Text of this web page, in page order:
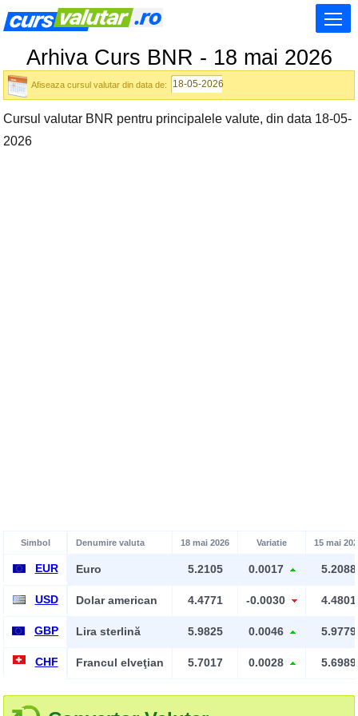
Arhiva Curs BNR - 18 mai 2026
Afiseaza cursul valutar din data de:
Cursul valutar BNR pentru principalele valute, din data 18-05-
2026
Simbol Denumire valuta 18 mai 2026 Variatie 15 mai
EUR Euro 5.2105 0.0017 5.2088
USD Dolar american 4.4771 -0.0030 4.4801
GBP Lira sterlină 5.9825 0.0046 5.9779
CHF Francul elveţian 5.7017 0.0028 5.6989